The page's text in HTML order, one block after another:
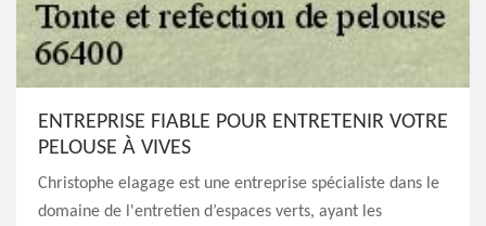
ENTREPRISE FIABLE POUR ENTRETENIR VOTRE
PELOUSE À VIVES
Christophe elagage est une entreprise spécialiste dans le
domaine de l'entretien d’espaces verts, ayant les